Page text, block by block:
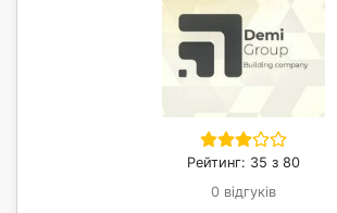
Рейтинг: 35 з 80
0 відгуків